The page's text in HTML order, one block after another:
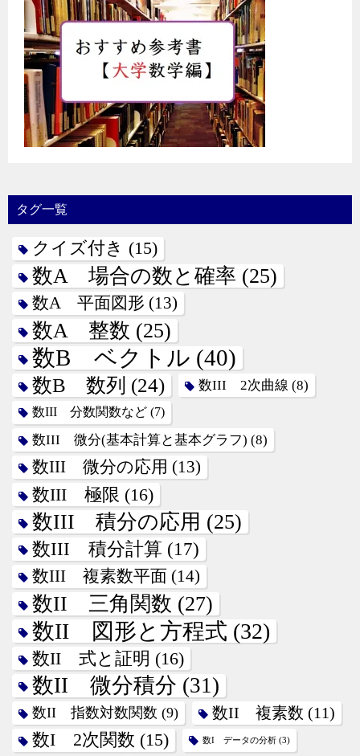
タグ一覧
クイズ付き (15)
数A 場合の数と確率 (25)
数A 平面図形 (13)
数A 整数 (25)
数B ベクトル (40)
数B 数列 (24) 数III 2次曲線 (8)
数III 分数関数など (7)
数III 微分(基本計算と基本グラフ) (8)
数III 微分の応用 (13)
数III 極限 (16)
数III 積分の応用 (25)
数III 積分計算 (17)
数III 複素数平面 (14)
数II 三角関数 (27)
数II 図形と方程式 (32)
数II 式と証明 (16)
数II 微分積分 (31)
数II 指数対数関数 (9) 数II 複素数 (11)
数I 2次関数 (15) 数I データの分析 (3)